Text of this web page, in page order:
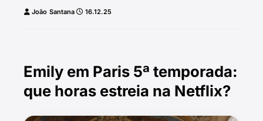
João Santana 16.12.25
Emily em Paris 5ª temporada:
que horas estreia na Netflix?